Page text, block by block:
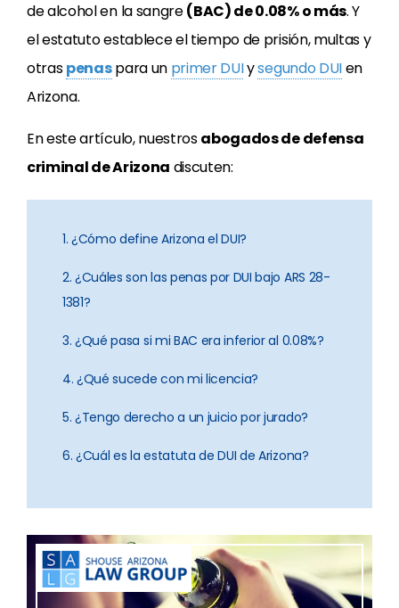
de alcohol en la sangre(BAC) de 0.08% o más. Y
el estatuto establece el tiempo de prisión, multas y
otraspenaspara un primer DUIysegundo DUIen
Arizona.
En este artículo, nuestrosabogados de defensa
criminal de Arizona discuten:
1. ¿Cómo define Arizona el DUI?
2. ¿Cuáles son las penas por DUI bajo ARS 28-
1381?
3. ¿Qué pasa si mi BAC era inferior al 0.08%?
4. ¿Qué sucede con mi licencia?
5. ¿Tengo derecho a un juicio por jurado?
6. ¿Cuál es la estatuta de DUI de Arizona?